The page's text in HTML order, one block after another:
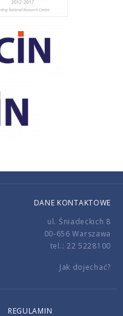
DANE KONTAKTOWE
ul. Śniadeckich 8
00-656 Warszawa
tel.: 22 5228100
Jak dojechać?
REGULAMIN